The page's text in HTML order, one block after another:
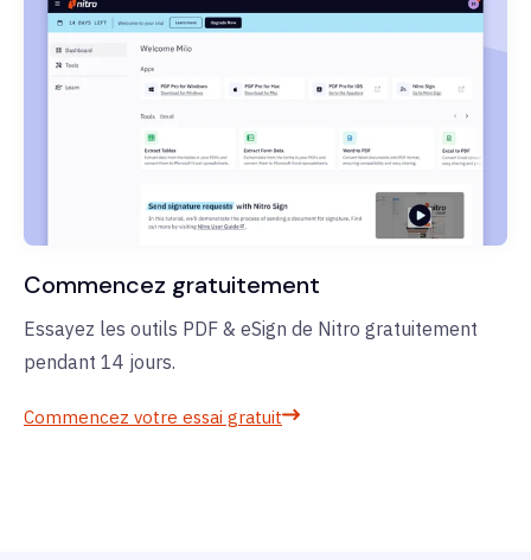
Commencez gratuitement
Essayez les outils PDF & eSign de Nitro gratuitement
pendant 14 jours.
Commencez votre essai gratuit